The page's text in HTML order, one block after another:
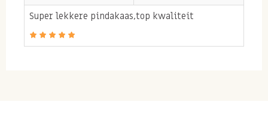
Super lekkere pindakaas,top kwaliteit